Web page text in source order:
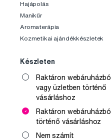
Hajápolás
Manikűr
Aromaterápia
Kozmetikai ajándékkészletek
Készleten
Raktáron webáruházból
vagy üzletben történő
vásárláshoz
Raktáron webáruházból
történő vásárláshoz
Nem számít